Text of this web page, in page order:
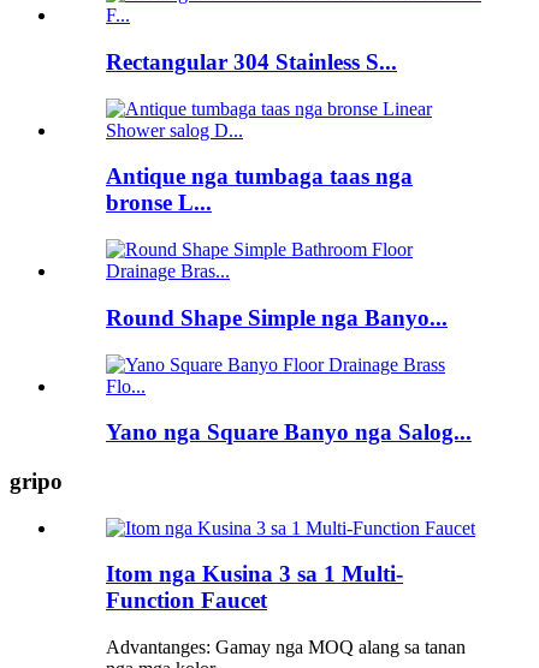
Rectangular 304 Stainless S...
Antique nga tumbaga taas nga
bronse L...
Round Shape Simple nga Banyo...
Yano nga Square Banyo nga Salog...
gripo
Itom nga Kusina 3 sa 1 Multi-
Function Faucet
Advantanges: Gamay nga MOQ alang sa tanan